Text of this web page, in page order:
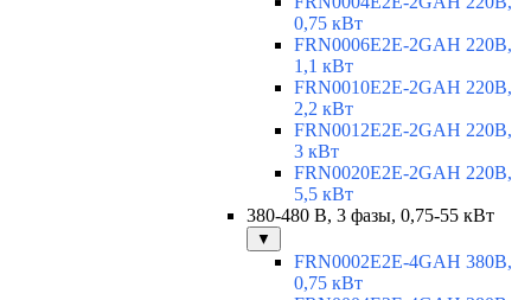
0,75 кВт
FRN0006E2E-2GAH 220В,
1,1 кВт
FRN0010E2E-2GAH 220В,
2,2 кВт
FRN0012E2E-2GAH 220В,
3 кВт
FRN0020E2E-2GAH 220В,
5,5 кВт
380-480 В, 3 фазы, 0,75-55 кВт
▼
FRN0002E2E-4GAH 380В,
0,75 кВт